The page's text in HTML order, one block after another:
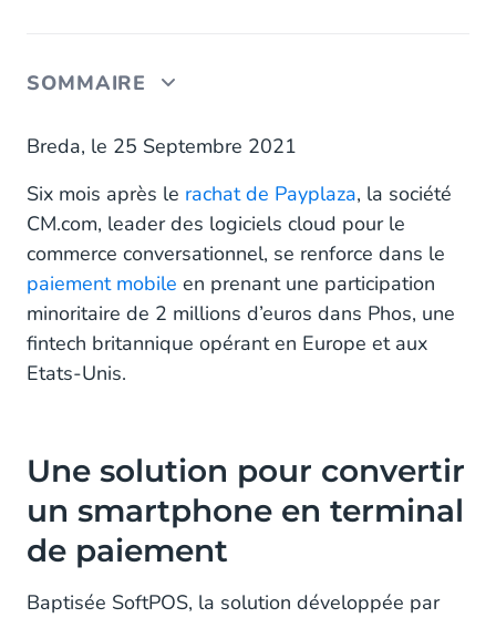
SOMMAIRE
Une solution pour convertir un smartphone en
terminal de paiement
Une solution compatible Apple Pay et Google Pay
Breda, le 25 Septembre 2021
Six mois après le rachat de Payplaza, la société
CM.com, leader des logiciels cloud pour le
commerce conversationnel, se renforce dans le
paiement mobile en prenant une participation
minoritaire de 2 millions d’euros dans Phos, une
fintech britannique opérant en Europe et aux
Etats-Unis.
Une solution pour convertir
un smartphone en terminal
de paiement
Baptisée SoftPOS, la solution développée par